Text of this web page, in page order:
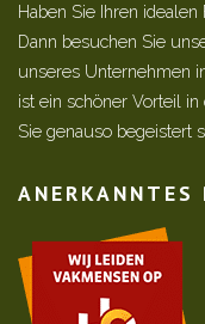
Haben Sie Ihren
Dann besuchen Sie
unseres Unternehmen
ist ein schöner Vorteil
Sie genauso begeistert
ANERKANNTES